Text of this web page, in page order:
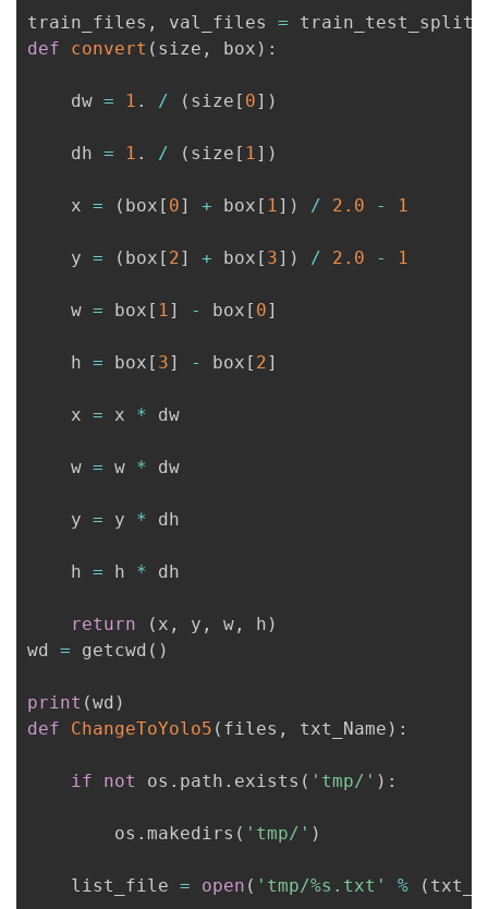
train_files , val_files = train_test_split
def
convert ( size , box ) :
    dw
= 1 . / ( size [ 0] )
    dh
= 1 . / ( size [ 1] )
    x
= ( box [ 0] + box [ 1] ) / 2.0 - 1
    y
= ( box [ 2] + box [ 3] ) / 2.0 - 1
    w
= box [ 1] - box [ 0]
    h
= box [ 3] - box [ 2]
    x
= x * dw
    w
= w * dw
    y
= y * dh
    h
= h * dh
return ( x , y , w , h )
wd = getcwd ( )
print (wd )
def
ChangeToYolo5 ( files , txt_Name ) :
if not os . path . exists ( 'tmp/' ) :
        os
. makedirs ( 'tmp/' )
    list_file
= open ( 'tmp/%s.txt' % (